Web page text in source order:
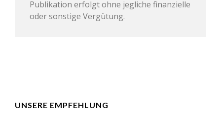
Publikation erfolgt ohne jegliche finanzielle
oder sonstige Vergütung.
UNSERE EMPFEHLUNG